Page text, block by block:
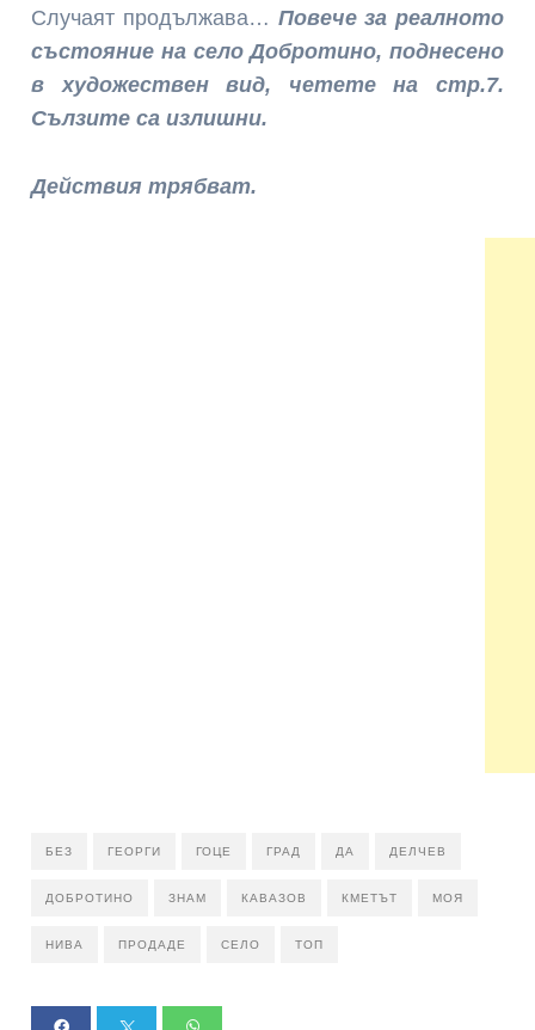
Случаят продължава… Повече за реалното
състояние на село Добротино, поднесено
в художествен вид, четете на стр.7.
Сълзите са излишни.
Действия трябват.
БЕЗ ГЕОРГИ ГОЦЕ ГРАД ДА ДЕЛЧЕВ
ДОБРОТИНО ЗНАМ КАВАЗОВ КМЕТЪТ МОЯ
НИВА ПРОДАДЕ СЕЛО ТОП